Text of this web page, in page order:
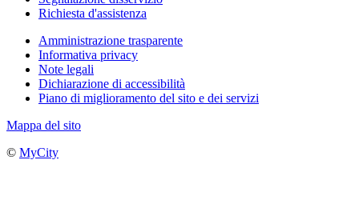
Richiesta d'assistenza
Amministrazione trasparente
Informativa privacy
Note legali
Dichiarazione di accessibilità
Piano di miglioramento del sito e dei servizi
Mappa del sito
© MyCity